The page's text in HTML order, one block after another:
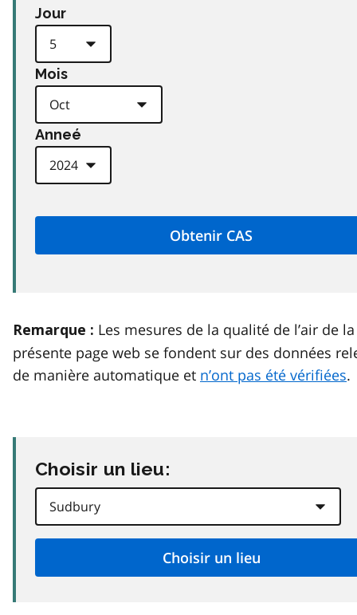
Jour
Mois
Anneé
Remarque : Les mesures de la qualité de l’air de la
présente page web se fondent sur des données
de manière automatique et n’ont pas été vérifiées.
Choisir un lieu: